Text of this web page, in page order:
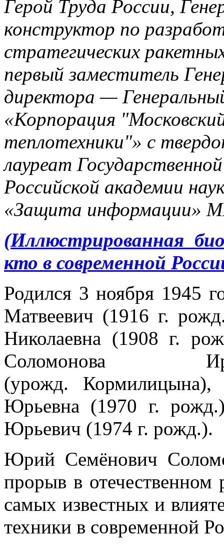
Герой Труда России,
конструктор по
стратегических
первый заместитель
директора —
«Корпорация
теплотехники"» с
лауреат
Российской академии
«Защита информации»
(Иллюстрированная
кто в современной
Родился 3 ноября 1945
Матвеевич (1916 г.
Николаевна (1908 г.
Соломонова
(урожд.
Юрьевна (1970 г.
Юрьевич (1974 г. рожд.).
Юрий Семёнович
прорыв в
самых известных и
техники в современной